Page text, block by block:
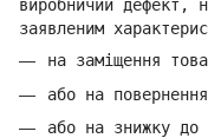
виробничий дефект,
заявленим
на заміщення
або на
або на знижку до